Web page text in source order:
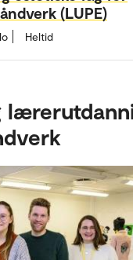
(LUPE)
Heltid